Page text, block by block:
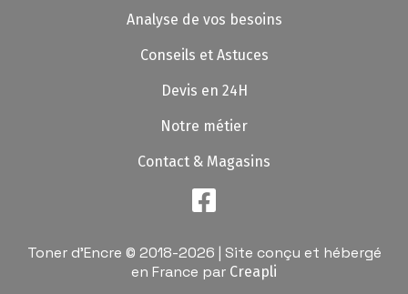
Analyse de vos besoins
Conseils et Astuces
Devis en 24H
Notre métier
Contact & Magasins
Toner d'Encre © 2018-2026 | Site conçu et hébergé
en France par Creapli